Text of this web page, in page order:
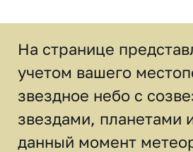
На странице
учетом вашего
звездное небо c
звездами, планетами
данный момент